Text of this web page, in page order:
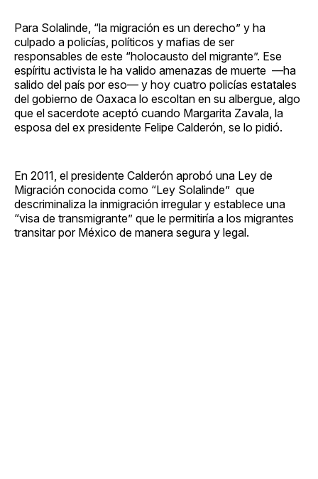
Para Solalinde, “la migración es un derecho” y ha
culpado a policías, políticos y mafias de ser
responsables de este “holocausto del migrante”. Ese
espíritu activista le ha valido amenazas de muerte —ha
salido del país por eso— y hoy cuatro policías estatales
del gobierno de Oaxaca lo escoltan en su albergue, algo
que el sacerdote aceptó cuando Margarita Zavala, la
esposa del ex presidente Felipe Calderón, se lo pidió.
En 2011, el presidente Calderón aprobó una Ley de
Migración conocida como “Ley Solalinde” que
descriminaliza la inmigración irregular y establece una
“visa de transmigrante” que le permitiría a los migrantes
transitar por México de manera segura y legal.